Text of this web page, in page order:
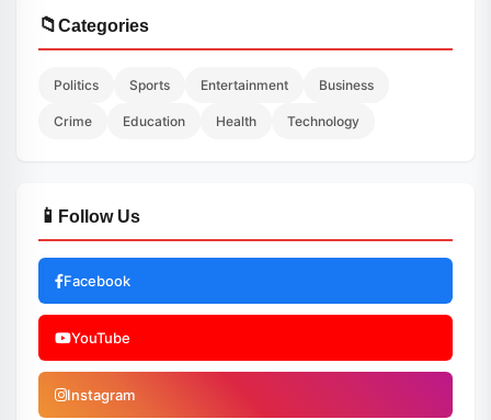
📁Categories
Politics Sports Entertainment Business
Crime Education Health Technology
📱 Follow Us
Facebook
YouTube
Instagram